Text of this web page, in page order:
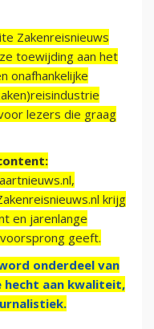
Zakenreisnieuws
toewijding aan het
onafhankelijke
lezers die graag
krijg
en jarenlange
geeft.
onderdeel van
hecht aan kwaliteit,